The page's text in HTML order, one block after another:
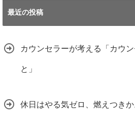
最近の投稿
カウンセラーが考える「カウ
と」
休日はやる気ゼロ、燃えつき